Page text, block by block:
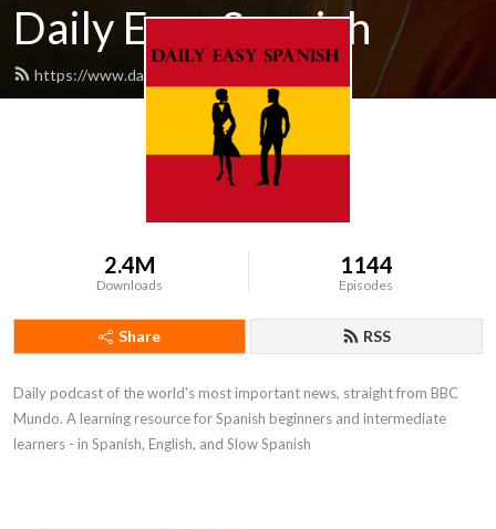
Daily Easy Spanish
https://www.dailyeasyspanish.com/feed.xml
2.4M
Downloads
1144
Episodes
Share RSS
Daily podcast of the world's most important news, straight from BBC
Mundo. A learning resource for Spanish beginners and intermediate
learners - in Spanish, English, and Slow Spanish